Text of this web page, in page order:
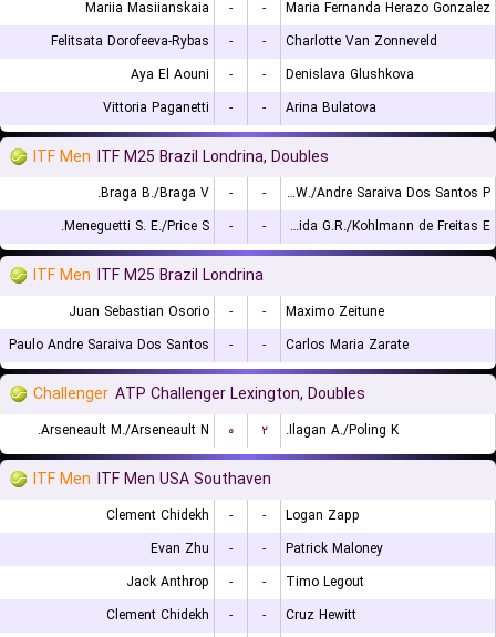
Mariia Masiianskaia - -
Maria Fernanda Herazo Gonzalez
Felitsata Dorofeeva-Rybas
- -
Charlotte Van Zonneveld
Aya El Aouni
- -
Denislava Glushkova
Vittoria Paganetti
- - Arina Bulatova
ITF Men ITF M25 Brazil Londrina, Doubles
Braga B./Braga V. - -
Leite W./Andre Saraiva Dos Santos P.
Meneguetti S. E./Price S.
- - de Almeida G.R./Kohlmann de Freitas E.
ITF Men ITF M25 Brazil Londrina
Juan Sebastian Osorio - -
Maximo Zeitune
Paulo Andre Saraiva Dos Santos
- - Carlos Maria Zarate
Challenger ATP Challenger Lexington, Doubles
Arseneault M./Arseneault N. ۰ ۲ Ilagan A./Poling K.
ITF Men ITF Men USA Southaven
Clement Chidekh - -
Logan Zapp
Evan Zhu
- -
Patrick Maloney
Jack Anthrop
- -
Timo Legout
Clement Chidekh
- -
Cruz Hewitt